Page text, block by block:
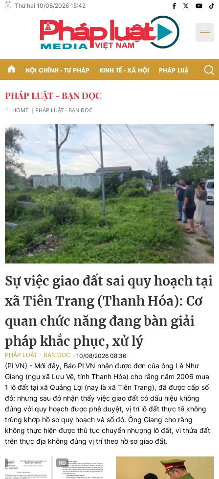
Thứ hai 10/08/2026 15:42
NỘI CHÍNH - TƯ PHÁP KINH TẾ - XÃ HỘI PHÁP LUẬT - BẠN
PHÁP LUẬT - BẠN ĐỌC
HOME | PHÁP LUẬT - BẠN ĐỌC
Sự việc giao đất sai quy hoạch tại
xã Tiên Trang (Thanh Hóa): Cơ
quan chức năng đang bàn giải
pháp khắc phục, xử lý
PHÁP LUẬT - BẠN ĐỌC 10/08/2026 08:36
(PLVN) - Mới đây, Báo PLVN nhận được đơn của ông Lê Như
Giang (ngụ xã Lưu Vệ, tỉnh Thanh Hóa) cho rằng năm 2006 mua
1 lô đất tại xã Quảng Lợi (nay là xã Tiên Trang), đã được cấp sổ
đỏ; nhưng sau đó nhận thấy việc giao đất có dấu hiệu không
đúng với quy hoạch được phê duyệt, vị trí lô đất thực tế không
trùng khớp hồ sơ quy hoạch và sổ đỏ. Ông Giang cho rằng
không thực hiện được thủ tục chuyển nhượng lô đất, vì thửa đất
trên thực địa không đúng vị trí theo hồ sơ giao đất.